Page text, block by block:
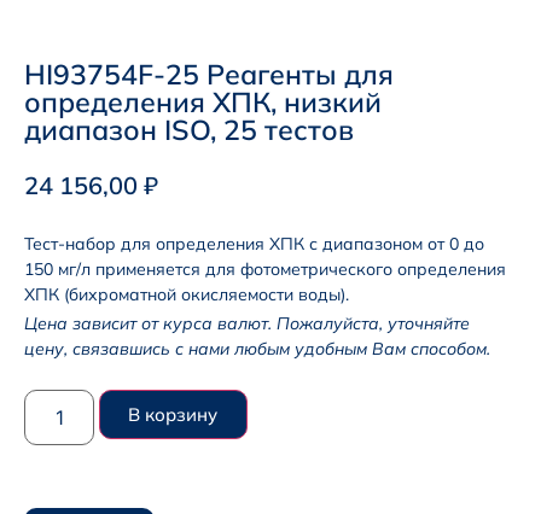
HI93754F-25 Реагенты для
определения ХПК, низкий
диапазон ISO, 25 тестов
24 156,00 ₽
Тест-набор для определения ХПК с диапазоном от 0 до
150 мг/л применяется для фотометрического определения
ХПК (бихроматной окисляемости воды).
Цена зависит от курса валют. Пожалуйста, уточняйте
цену, связавшись с нами любым удобным Вам способом.
В корзину